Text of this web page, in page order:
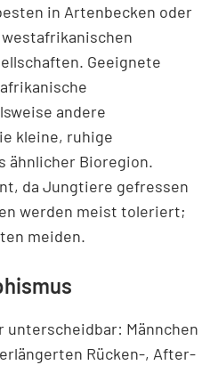
in Artenbecken oder
Geeignete
andere
kleine, ruhige
ähnlicher Bioregion.
da Jungtiere gefressen
werden meist toleriert;
meiden.
unterscheidbar: Männchen
Rücken-, After-